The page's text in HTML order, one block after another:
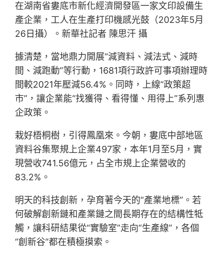
在湖南省婁底市新化經濟開發區一家文印設備生
產企業，工人在生產打印機感光鼓（2023年5月
26日攝）。新華社記者 陳思汗 攝
據清楚，當地鼎力開展“減資料、減法式、減時
間、減跑動”等行動，1681項行政許可事項辦理時
間較2021年壓減56.4%。同時，上線“政策超
市”，讓企業能“找獲得、看得懂、用得上”系列惠
企政策。
栽好梧桐樹，引得鳳凰來。今朝，婁底中部地區
資料谷集聚規上企業497家，本年1月至5月，實
現營收741.56億元，占全市規上企業營收的
83.2%。
明天的科技創新，孕育著今天的“產業地標”。若
何破解創新鏈和產業鏈之間長期存在的結構性牴
觸，讓科研結果從“實驗室”走向“生產線”，各個
“創新谷”都在積極摸索。